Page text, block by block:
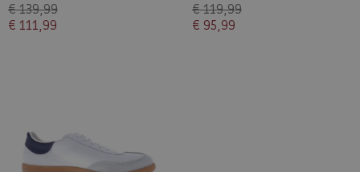
€ 139,99
€ 111,99
€ 119,99
€ 95,99